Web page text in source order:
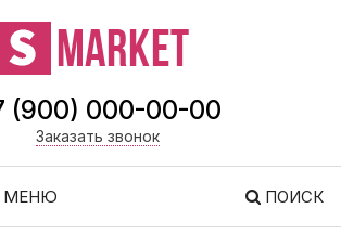
(900) 000-00-00
Заказать звонок
МЕНЮ ПОИСК